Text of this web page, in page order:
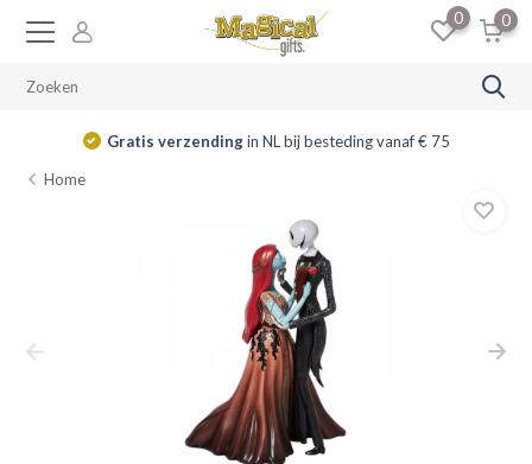
0 0
Gratis verzendingin NL bij besteding vanaf € 75
Home